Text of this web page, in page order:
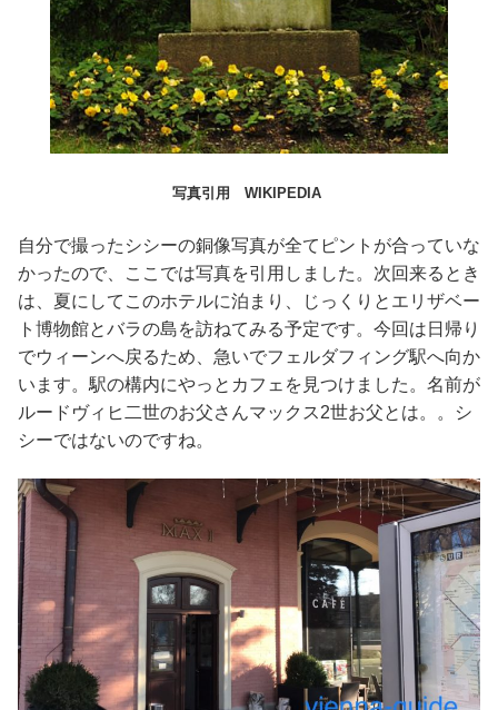
写真引用 WIKIPEDIA
自分で撮ったシシーの銅像写真が全てピントが合っていな
かったので、ここでは写真を引用しました。次回来るとき
は、夏にしてこのホテルに泊まり、じっくりとエリザベー
ト博物館とバラの島を訪ねてみる予定です。今回は日帰り
でウィーンへ戻るため、急いでフェルダフィング駅へ向か
います。駅の構内にやっとカフェを見つけました。名前が
ルードヴィヒ二世のお父さんマックス2世お父とは。。シ
シーではないのですね。